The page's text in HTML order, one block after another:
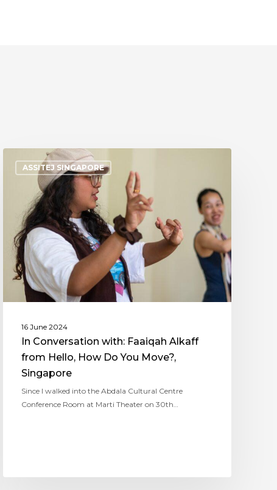
ASSITEJ SINGAPORE
16 June 2024
In Conversation with: Faaiqah Alkaff
from Hello, How Do You Move?,
Singapore
Since I walked into the Abdala Cultural Centre
Conference Room at Marti Theater on 30th…